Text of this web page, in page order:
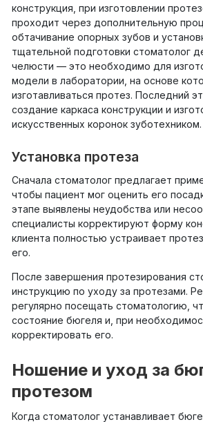
конструкция, при изготовлении
проходит через дополнительную
обтачивание опорных зубов и
тщательной подготовки стоматолог
челюсти — это необходимо для
модели в лаборатории, на основе
изготавливаться протез. Последний
создание каркаса конструкции и
искусственных коронок зуботехником.
Установка протеза
Сначала стоматолог предлагает
чтобы пациент мог оценить его
этапе выявлены неудобства или
специалисты корректируют форму
клиента полностью устраивает
его.
После завершения протезирования
инструкцию по уходу за протезами.
регулярно посещать стоматологию,
состояние бюгеля и, при
корректировать его.
Ношение и уход за
протезом
Когда стоматолог устанавливает